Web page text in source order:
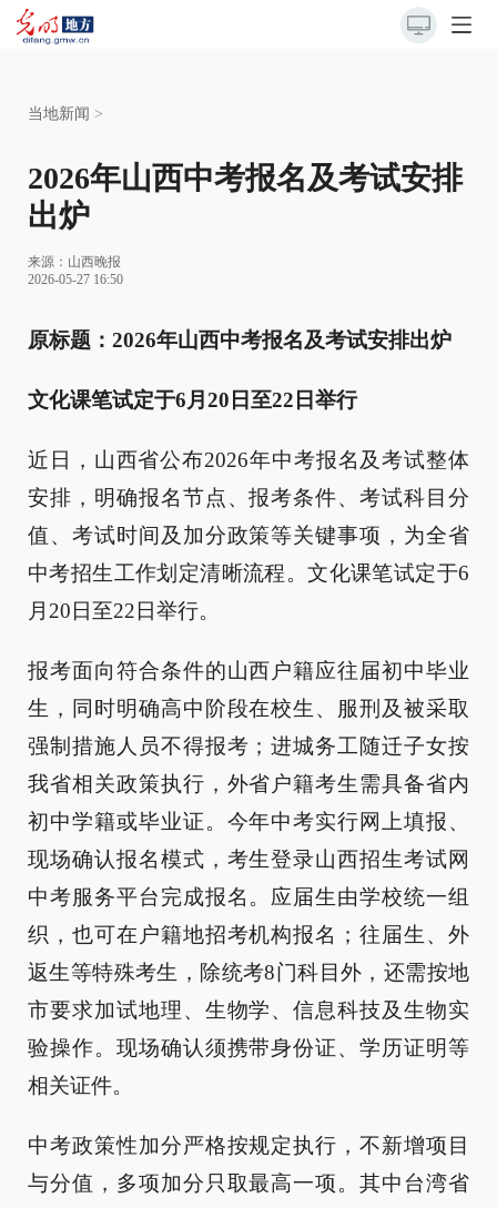
当地新闻 >
2026年山西中考报名及考试安排
出炉
来源： 山西晚报
2026-05-27 16:50
原标题：2026年山西中考报名及考试安排出炉
文化课笔试定于6月20日至22日举行
近日，山西省公布2026年中考报名及考试整体
安排，明确报名节点、报考条件、考试科目分
值、考试时间及加分政策等关键事项，为全省
中考招生工作划定清晰流程。文化课笔试定于6
月20日至22日举行。
报考面向符合条件的山西户籍应往届初中毕业
生，同时明确高中阶段在校生、服刑及被采取
强制措施人员不得报考；进城务工随迁子女按
我省相关政策执行，外省户籍考生需具备省内
初中学籍或毕业证。今年中考实行网上填报、
现场确认报名模式，考生登录山西招生考试网
中考服务平台完成报名。应届生由学校统一组
织，也可在户籍地招考机构报名；往届生、外
返生等特殊考生，除统考8门科目外，还需按地
市要求加试地理、生物学、信息科技及生物实
验操作。现场确认须携带身份证、学历证明等
相关证件。
中考政策性加分严格按规定执行，不新增项目
与分值，多项加分只取最高一项。其中台湾省